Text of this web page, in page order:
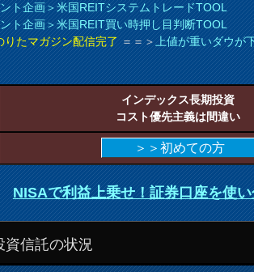
ト企画＞米国REITシステムトレードTOOL
ト企画＞米国REIT買い時押し目判断TOOL
たマガジン配信完了＝＝＞上値が重いダウが
インデックス長期投資
コスト優先主義は間違い
＞＞初めての方
NISAで利益上乗せ！証券口座を使
資信託の状況